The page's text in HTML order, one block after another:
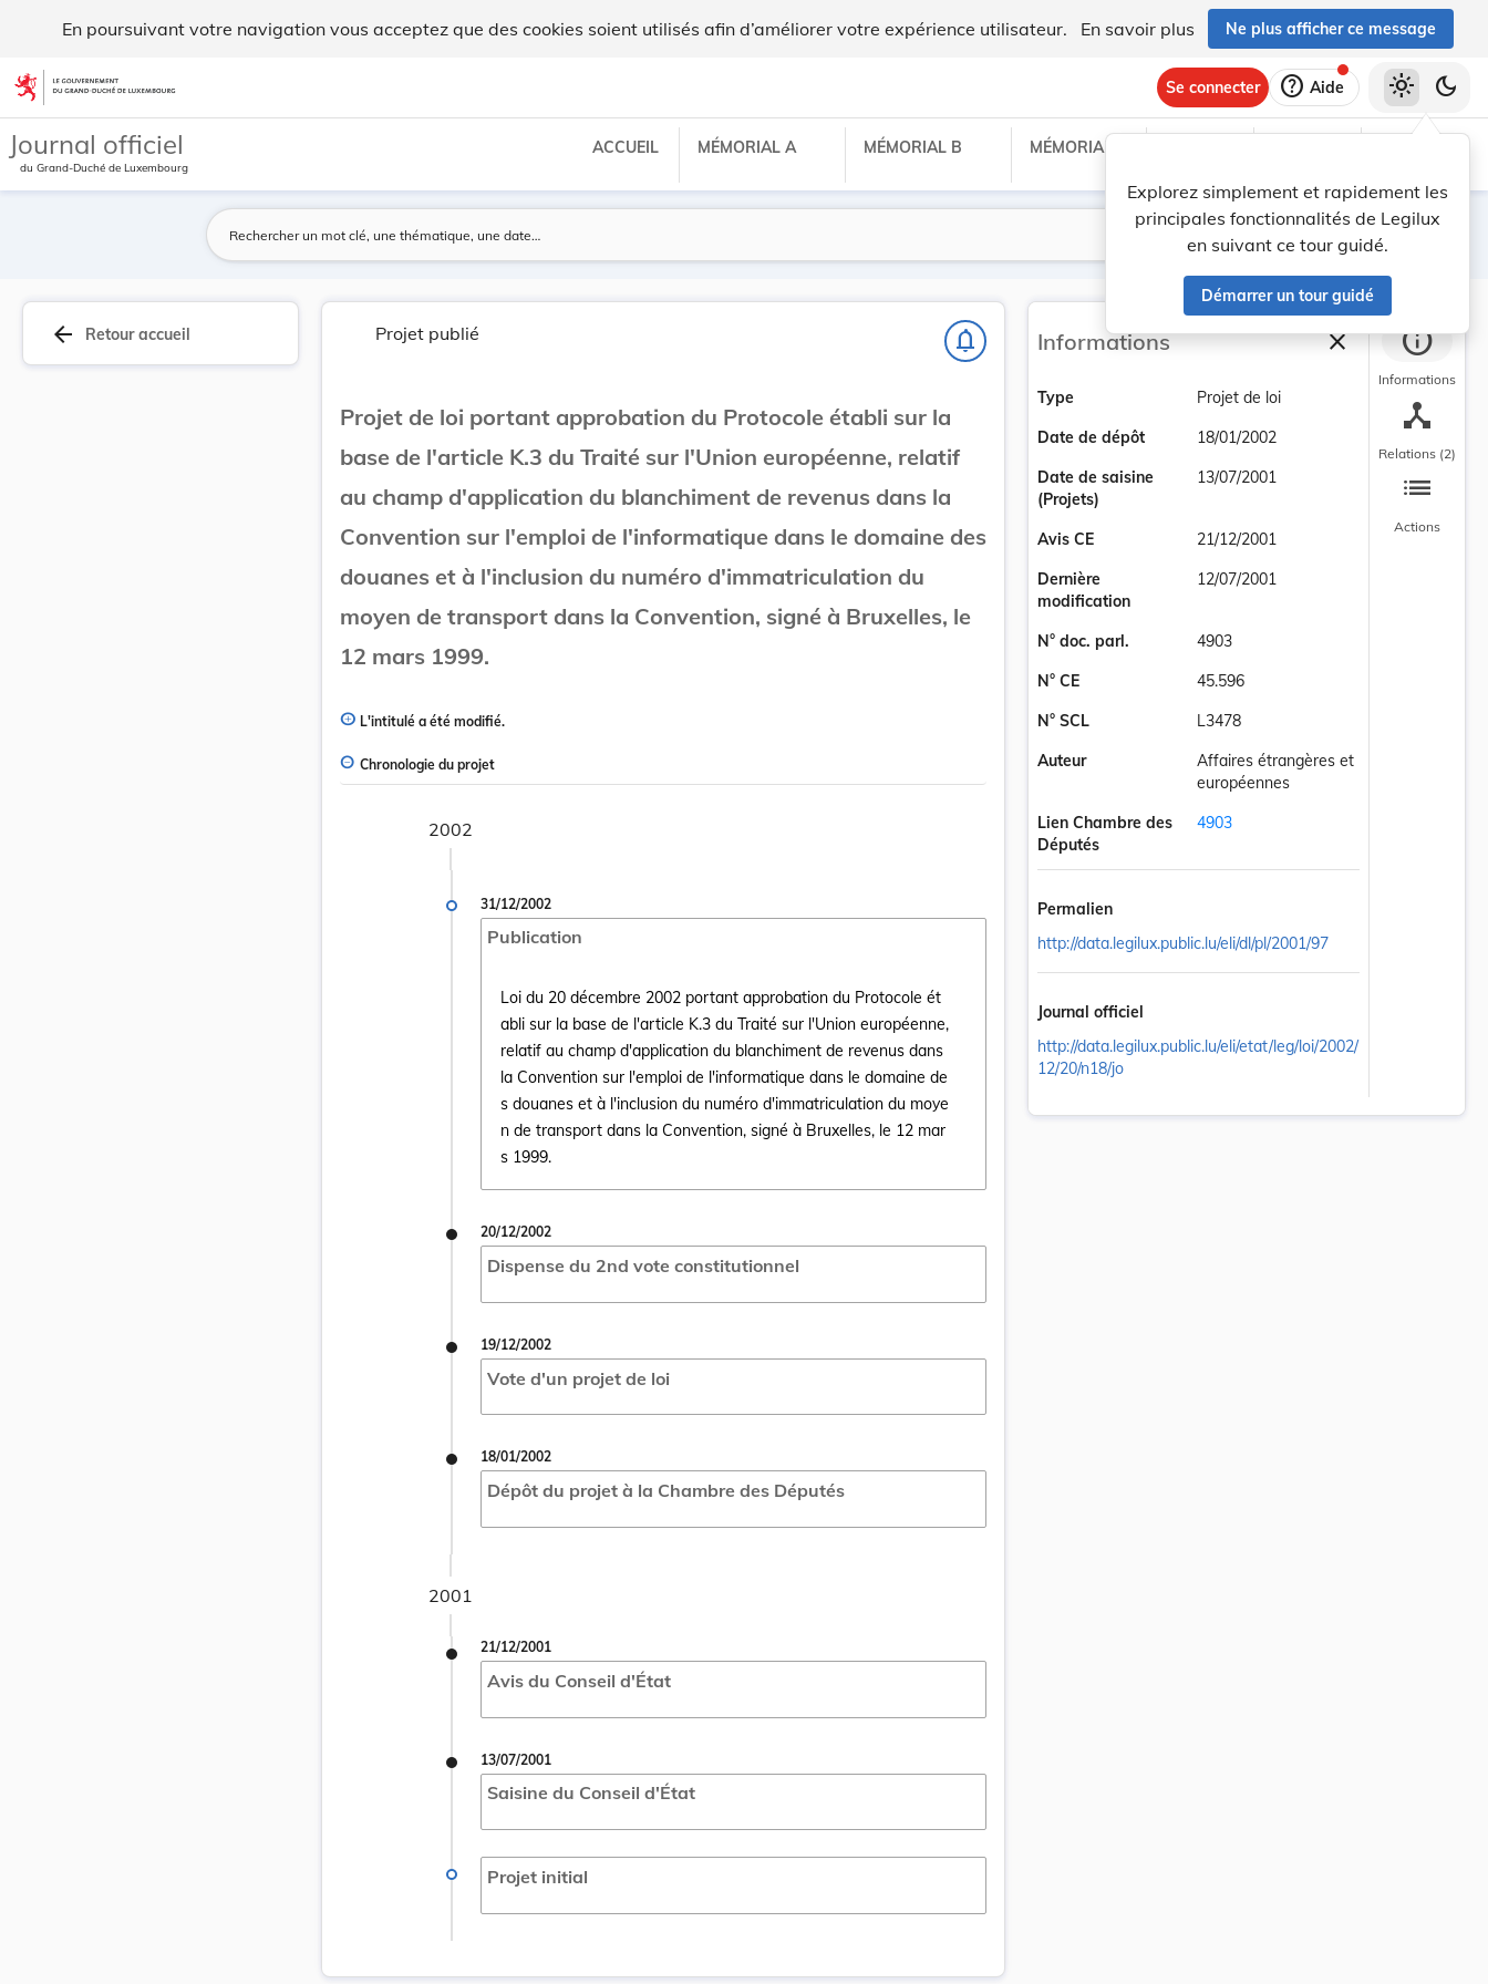
En poursuivant votre navigation vous acceptez que des cookies soient utilisés afin d’améliorer votre expérience utilisateur. En savoir plus Ne plus afficher ce message
Aller au contenu
Se connecter help Aide
Explorez simplement et rapidement les
principales fonctionnalités de Legilux
en suivant ce tour guidé.
Démarrer un tour guidé
light_mode dark_mode
Journal officiel
du Grand-Duché de Luxembourg
ACCUEIL MÉMORIAL A MÉMORIAL B MÉMORIAL C
Lancer la recherche
Filtres
arrow_back Retour accueil Projet publié notifications_none
Projet de loi portant approbation du Protocole établi sur la
base de l'article K.3 du Traité sur l'Union européenne, relatif
au champ d'application du blanchiment de revenus dans la
Convention sur l'emploi de l'informatique dans le domaine des
douanes et à l'inclusion du numéro d'immatriculation du
moyen de transport dans la Convention, signé à Bruxelles, le
12 mars 1999.
L'intitulé a été modifié.
Chronologie du projet
2002
31/12/2002
Publication
Loi du 20 décembre 2002 portant approbation du Protocole ét
abli sur la base de l'article K.3 du Traité sur l'Union européenne,
relatif au champ d'application du blanchiment de revenus dans
la Convention sur l'emploi de l'informatique dans le domaine de
s douanes et à l'inclusion du numéro d'immatriculation du moye
n de transport dans la Convention, signé à Bruxelles, le 12 mar
s 1999.
Ouvrir le document Loi du 20 décembre 2002 portant approbation du Protocole établi sur la base de l'article K.3 du Traité sur l'Union
20/12/2002
Dispense du 2nd vote constitutionnel
19/12/2002
Vote d'un projet de loi
18/01/2002
Dépôt du projet à la Chambre des Députés
2001
21/12/2001
Avis du Conseil d'État
13/07/2001
Saisine du Conseil d'État
Projet initial
Informations closeFermer la barre
Type
Projet de loi
Date de dépôt
18/01/2002
Date de saisine
(Projets)
13/07/2001
Avis CE
21/12/2001
Dernière
modification
12/07/2001
N° doc. parl.
4903
N° CE
45.596
N° SCL
L3478
Auteur
Affaires étrangères et
européennes
Lien Chambre des
Députés
4903
Permalien
http://data.legilux.public.lu/eli/dl/pl/2001/97
Journal officiel
http://data.legilux.public.lu/eli/etat/leg/loi/2002/
12/20/n18/jo
info
Informations
device_hub
Relations (2)
list
Actions